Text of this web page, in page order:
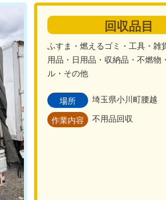
回収品目
ふすま・燃えるゴミ・工具・雑
用品・日用品・収納品・不燃物
ル・その他
場所 埼玉県小川町腰越
作業内容 不用品回収